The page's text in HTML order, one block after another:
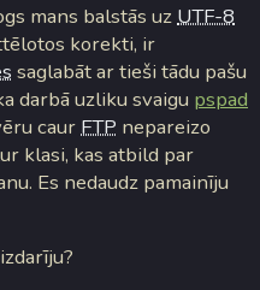
mans balstās uz UTF-8
korekti, ir
saglabāt ar tieši tādu pašu
darbā uzliku svaigu pspad
caur FTP nepareizo
klasi, kas atbild par
Es nedaudz pamainīju